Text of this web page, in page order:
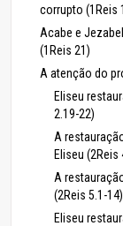
corrupto (1Reis
Acabe e
(1Reis 21)
A atenção do
Eliseu
2.19-22)
A
Eliseu (2Reis
A
(2Reis 5.1-14)
Eliseu